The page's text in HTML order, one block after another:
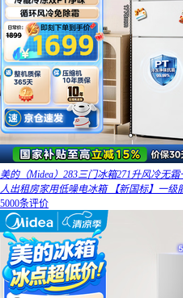
美的（Midea）283三门冰箱271升风冷无
人出租房家用低噪电冰箱 【新国标】一级
5000条评价